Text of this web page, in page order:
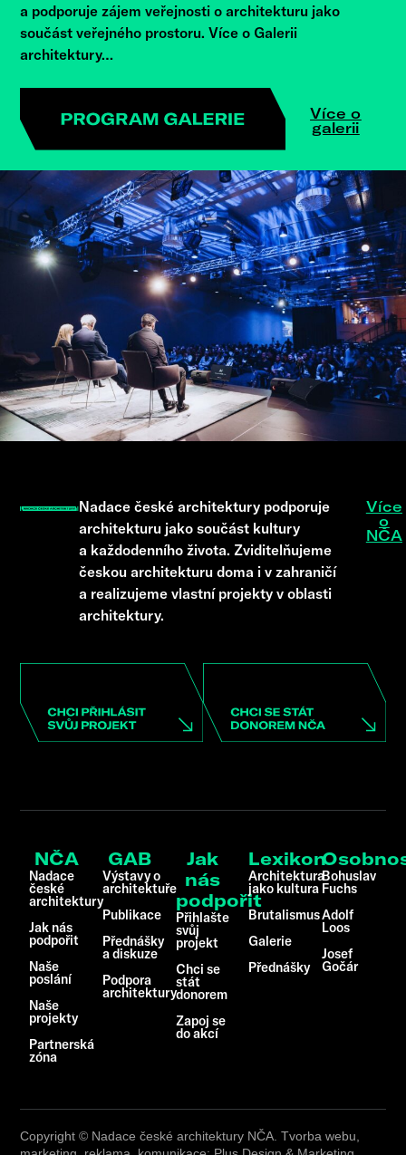
a podporuje zájem veřejnosti o architekturu jako
součást veřejného prostoru. Více o Galerii
architektury…
Více o
galerii
Nadace české architektury podporuje
architekturu jako součást kultury
a každodenního života. Zviditelňujeme
českou architekturu doma i v zahraničí
a realizujeme vlastní projekty v oblasti
architektury.
Více
o
NČA
NČA
Nadace
české
architektury
Jak nás
podpořit
Naše
poslání
Naše
projekty
Partnerská
zóna
GAB
Výstavy o
architektuře
Publikace
Přednášky
a diskuze
Podpora
architektury
Jak
nás
podpořit
Přihlašte
svůj
projekt
Chci se
stát
donorem
Zapoj se
do akcí
Lexikon
Architektura
jako kultura
Brutalismus
Galerie
Přednášky
Bohuslav
Fuchs
Adolf
Loos
Josef
Gočár
Copyright © Nadace české architektury NČA. Tvorba webu,